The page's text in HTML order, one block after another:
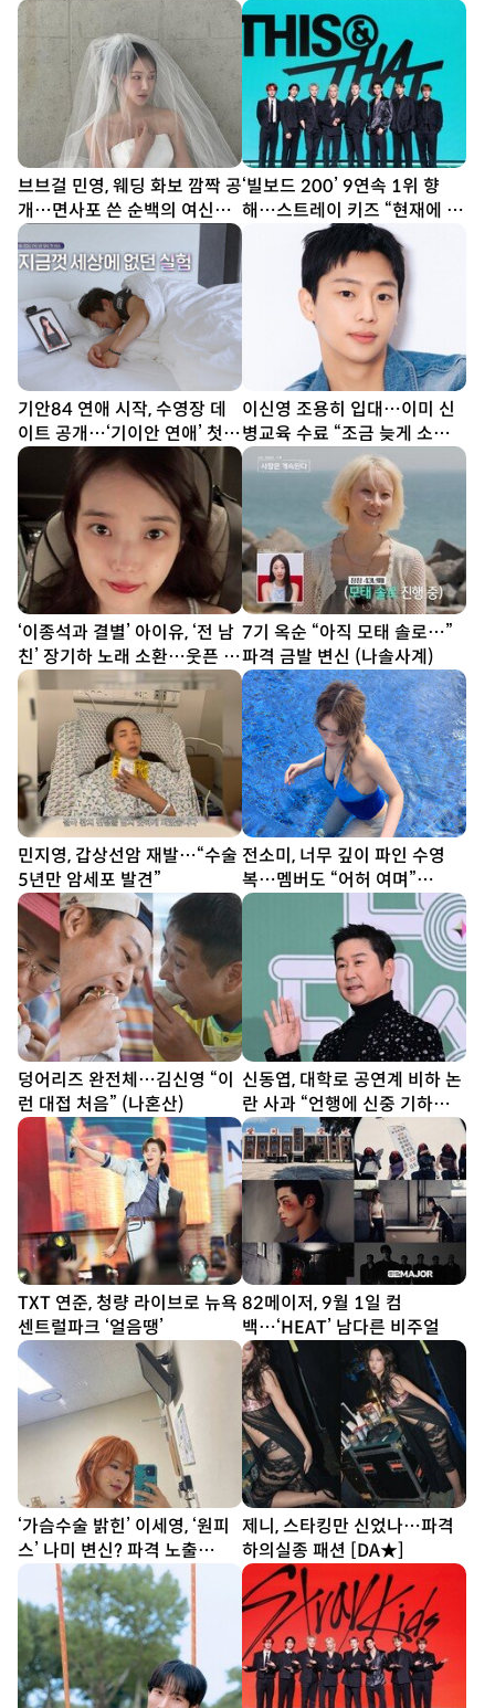
브브걸 민영, 웨딩 화보 깜짝 공
개…면사포 쓴 순백의 여신
[DA★]
‘빌보드 200’ 9연속 1위 향
해…스트레이 키즈 “현재에 최
선다할 것” (종합)[DA현장]
기안84 연애 시작, 수영장 데
이트 공개…‘기이안 연애’ 첫
티저
이신영 조용히 입대…이미 신
병교육 수료 “조금 늦게 소식
전해 죄송”
‘이종석과 결별’ 아이유, ‘전 남
친’ 장기하 노래 소환…웃픈 타
이밍
7기 옥순 “아직 모태 솔로…”
파격 금발 변신 (나솔사계)
민지영, 갑상선암 재발…“수술
5년만 암세포 발견”
전소미, 너무 깊이 파인 수영
복…멤버도 “어허 여며”
[DA★]
덩어리즈 완전체…김신영 “이
런 대접 처음” (나혼산)
신동엽, 대학로 공연계 비하 논
란 사과 “언행에 신중 기하겠
다”
TXT 연준, 청량 라이브로 뉴욕
센트럴파크 ‘얼음땡’
82메이저, 9월 1일 컴
백…‘HEAT’ 남다른 비주얼
‘가슴수술 밝힌’ 이세영, ‘원피
스’ 나미 변신? 파격 노출
[DA★]
제니, 스타킹만 신었나…파격
하의실종 패션 [DA★]